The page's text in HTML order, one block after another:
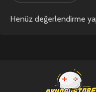
Henüz değerlendirme